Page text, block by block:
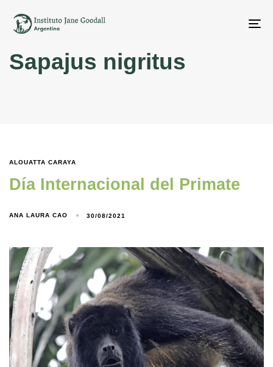
Sapajus nigritus
ALOUATTA CARAYA
Día Internacional del Primate
ANA LAURA CAO 30/08/2021